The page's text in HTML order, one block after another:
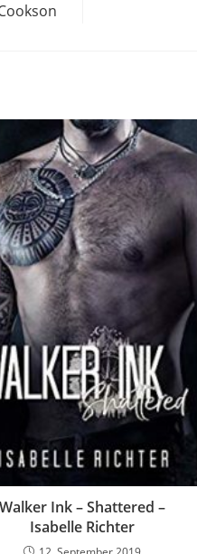
Walker Ink – Shattered –
Isabelle Richter